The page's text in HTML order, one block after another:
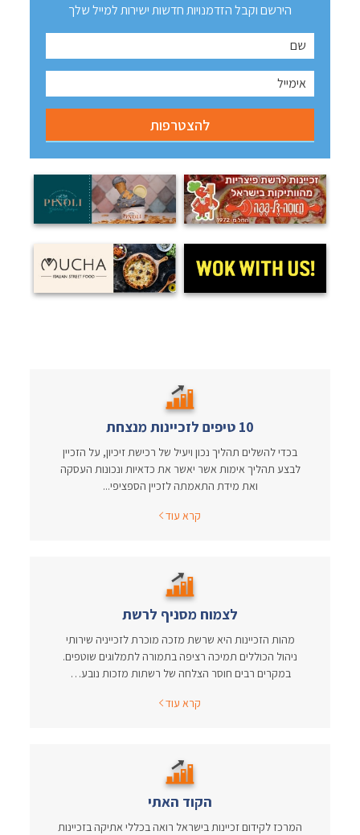
הירשם וקבל הזדמנויות חדשות ישירות למייל שלך
10 טיפים לזכיינות מנצחת
בכדי להשלים תהליך נכון ויעיל של רכישת זיכיון, על הזכיין
לבצע תהליך אימות אשר יאשר את כדאיות ונכונות העסקה
ואת מידת התאמתה לזכיין הספציפי...
קרא עוד
לצמוח מסניף לרשת
מהות הזכיינות היא שרשת מזכה מוכרת לזכייניה שירותי
ניהול הכוללים תמיכה רציפה בתמורה לתמלוגים שוטפים.
במקרים רבים חוסר הצלחה של רשתות מזכות נובע…
קרא עוד
הקוד האתי
המרכז לקידום זכיינות בישראל רואה בכללי אתיקה בזכיינות